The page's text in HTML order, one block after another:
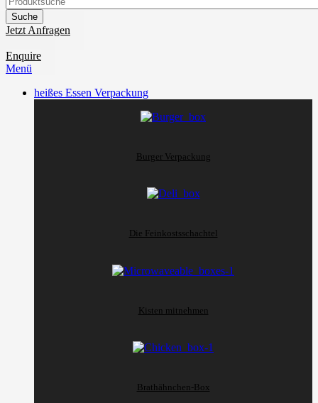
Suche
Jetzt Anfragen
Enquire
Menü
heißes Essen Verpackung
Burger Verpackung
Die Feinkostsschachtel
Kisten mitnehmen
Brathähnchen-Box